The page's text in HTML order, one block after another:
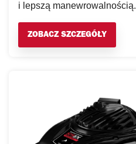
i lepszą manewrowalnością.
ZOBACZ SZCZEGÓŁY